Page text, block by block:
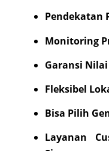
Pendekatan
Monitoring
Garansi
Fleksibel
Bisa Pilih
Layanan